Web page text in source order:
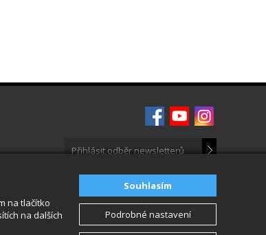
Souhlasím
Podrobné nastavení
na tlačítko
na dalších